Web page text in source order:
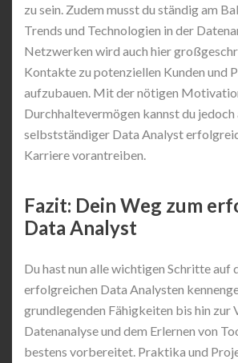
zu sein. Zudem musst du ständig am
Trends und Technologien in der
Netzwerken wird auch hier
Kontakte zu potenziellen Kunden und
aufzubauen. Mit der nötigen
Durchhaltevermögen kannst du jedoch
selbstständiger Data Analyst
Karriere vorantreiben.
Fazit: Dein Weg zum
Data Analyst
Du hast nun alle wichtigen Schritte auf
erfolgreichen Data Analysten
grundlegenden Fähigkeiten bis hin zur
Datenanalyse und dem Erlernen von
bestens vorbereitet. Praktika und